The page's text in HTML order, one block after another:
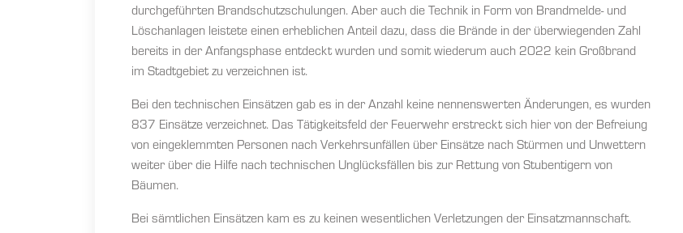
durchgeführten Brandschutzschulungen. Aber auch die Technik in Form von Brandmelde- und
Löschanlagen leistete einen erheblichen Anteil dazu, dass die Brände in der überwiegenden Zahl
bereits in der Anfangsphase entdeckt wurden und somit wiederum auch 2022 kein Großbrand
im Stadtgebiet zu verzeichnen ist.
Bei den technischen Einsätzen gab es in der Anzahl keine nennenswerten Änderungen, es wurden
837 Einsätze verzeichnet. Das Tätigkeitsfeld der Feuerwehr erstreckt sich hier von der Befreiung
von eingeklemmten Personen nach Verkehrsunfällen über Einsätze nach Stürmen und Unwettern
weiter über die Hilfe nach technischen Unglücksfällen bis zur Rettung von Stubentigern von
Bäumen.
Bei sämtlichen Einsätzen kam es zu keinen wesentlichen Verletzungen der Einsatzmannschaft.